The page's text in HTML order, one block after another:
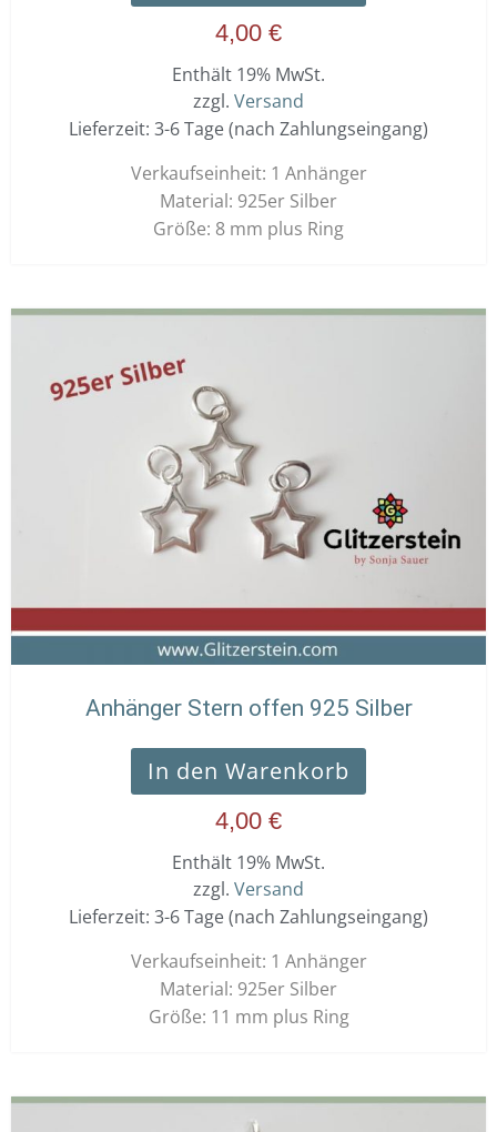
4,00 €
Enthält 19% MwSt.
zzgl. Versand
Lieferzeit: 3-6 Tage (nach Zahlungseingang)
Verkaufseinheit: 1 Anhänger
Material: 925er Silber
Größe: 8 mm plus Ring
Anhänger Stern offen 925 Silber
In den Warenkorb
4,00 €
Enthält 19% MwSt.
zzgl. Versand
Lieferzeit: 3-6 Tage (nach Zahlungseingang)
Verkaufseinheit: 1 Anhänger
Material: 925er Silber
Größe: 11 mm plus Ring